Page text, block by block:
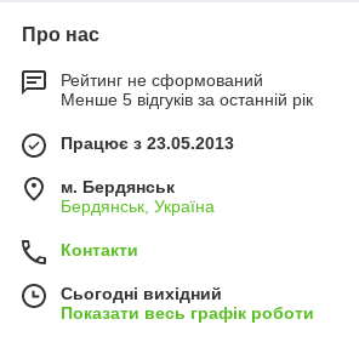
Про нас
Рейтинг не сформований
Менше 5 відгуків за останній рік
Працює з 23.05.2013
м. Бердянськ
Бердянськ, Україна
Контакти
Сьогодні вихідний
Показати весь графік роботи